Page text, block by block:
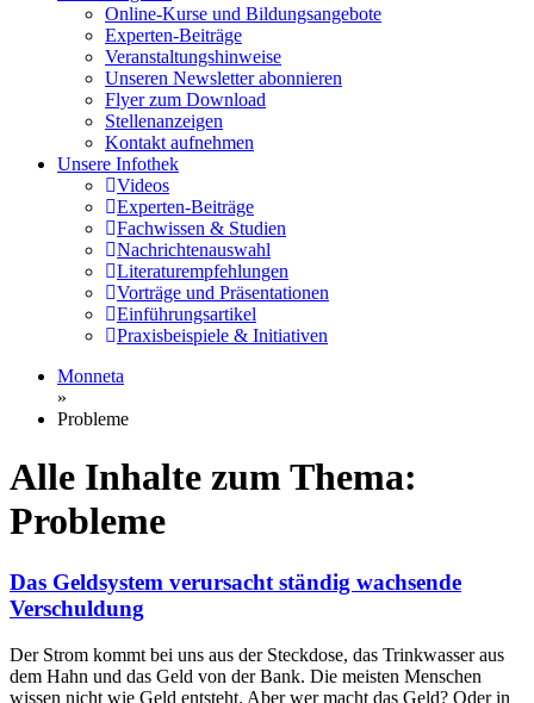
Online-Kurse und Bildungsangebote
Experten-Beiträge
Veranstaltungshinweise
Unseren Newsletter abonnieren
Flyer zum Download
Stellenanzeigen
Kontakt aufnehmen
Unsere Infothek
Videos
Experten-Beiträge
Fachwissen & Studien
Nachrichtenauswahl
Literaturempfehlungen
Vorträge und Präsentationen
Einführungsartikel
Praxisbeispiele & Initiativen
Monneta
»
Probleme
Alle Inhalte zum Thema:
Probleme
Das Geldsystem verursacht ständig wachsende
Verschuldung
Der Strom kommt bei uns aus der Steckdose, das Trinkwasser aus
dem Hahn und das Geld von der Bank. Die meisten Menschen
wissen nicht wie Geld entsteht. Aber wer macht das Geld? Oder in